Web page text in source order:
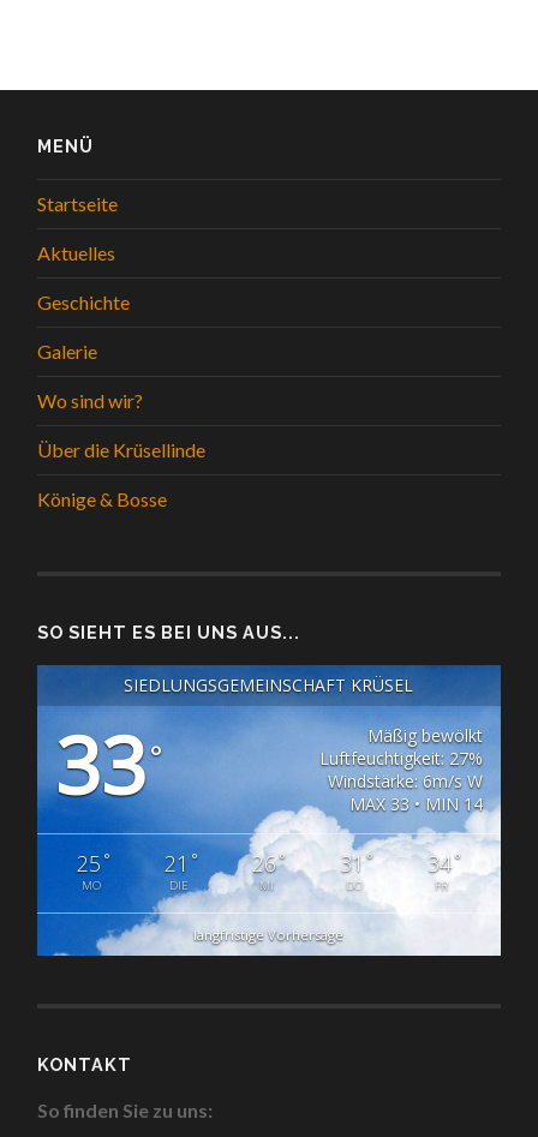
MENÜ
Startseite
Aktuelles
Geschichte
Galerie
Wo sind wir?
Über die Krüsellinde
Könige & Bosse
SO SIEHT ES BEI UNS AUS...
SIEDLUNGSGEMEINSCHAFT KRÜSEL
33°
Mäßig bewölkt
Luftfeuchtigkeit: 27%
Windstärke: 6m/s W
MAX 33 • MIN 14
25°
MO
21 °
DIE
26°
MI
31°
DO
34°
FR
langfristige Vorhersage
KONTAKT
So finden Sie zu uns: